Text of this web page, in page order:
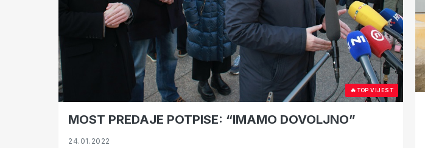
🔥TOP VIJEST
MOST PREDAJE POTPISE: “IMAMO DOVOLJNO”
24.01.2022